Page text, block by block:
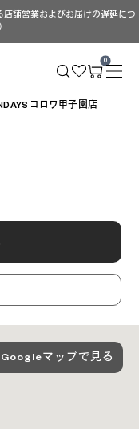
店舗営業およびお届けの遅延につ
0
コロワ甲子園店
Googleマップで見る